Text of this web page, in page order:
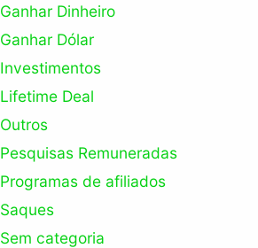
Ganhar Dinheiro
Ganhar Dólar
Investimentos
Lifetime Deal
Outros
Pesquisas Remuneradas
Programas de afiliados
Saques
Sem categoria